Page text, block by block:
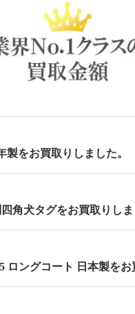
製をお買取りしました。
角犬タグをお買取りしま
ロングコート 日本製をお